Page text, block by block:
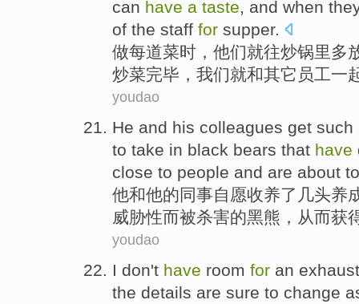
can have a taste, and when
of the staff for supper.
做每道菜时 ， 他们就往炒锅里多
炒菜完毕 ， 我们就和其它 员工一
youdao
He and his colleagues get such
to take in black bears that have
close to people and are about
他和他的同事自愿收养了 几头养
威胁性而被杀害的黑熊 ，从而获
youdao
I don't have room for an
the details are sure to change